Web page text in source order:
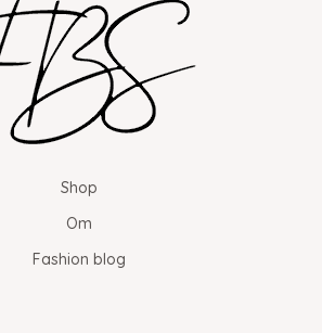
Shop
Om
Fashion blog